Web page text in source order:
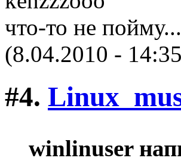
что-то не
(8.04.2010 -
#4.
winlinuser